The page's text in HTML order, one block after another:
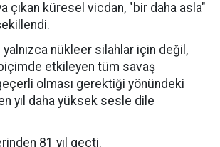
çıkan küresel vicdan, "bir daha asla"
nükleer silahlar için değil,
etkileyen tüm savaş
olması gerektiği yönündeki
yıl daha yüksek sesle dile
81 yıl geçti.